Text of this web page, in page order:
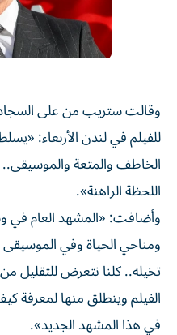
وقالت ستريب من على
للفيلم في لندن الأربعاء:
الخاطف والمتعة
اللحظة الراهنة».
وأضافت: «المشهد العام في
ومناحي الحياة وفي الموسيقى
تخيله.. كلنا نتعرض للتقليل
الفيلم وينطلق منها
في هذا المشهد الجديد».